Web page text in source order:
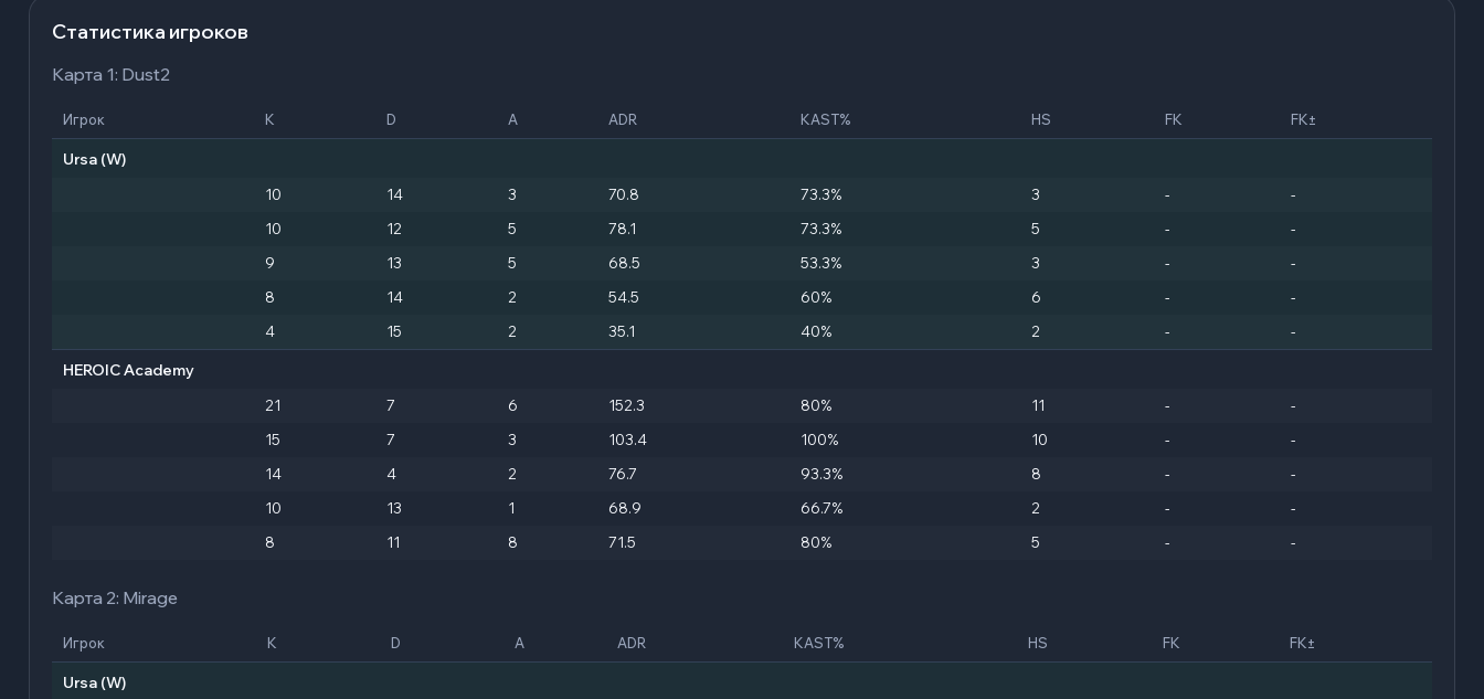
Статистика игроков
Карта 1: Dust2
Игрок K D A ADR KAST% HS FK FK±
Ursa (W)
10 14 3 70.8 73.3% 3 -
-
10
12 5 78.1 73.3% 5 -
-
9
13 5 68.5 53.3% 3 -
-
8
14 2 54.5 60% 6 -
-
4
15 2 35.1 40% 2 - -
HEROIC Academy
21 7 6 152.3 80% 11 -
-
15
7 3 103.4 100% 10 -
-
14
4 2 76.7 93.3% 8 -
-
10
13 1 68.9 66.7% 2 -
-
8
11 8 71.5 80% 5 - -
Карта 2: Mirage
Игрок K D A ADR KAST% HS FK FK±
Ursa (W)